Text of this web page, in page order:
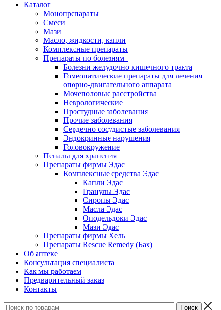
Каталог
Монопрепараты
Смеси
Мази
Масло, жидкости, капли
Комплексные препараты
Препараты по болезням
Болезни желудочно кишечного тракта
Гомеопатические препараты для лечения
опорно-двигательного аппарата
Мочеполовые расстройства
Неврологические
Простудные заболевания
Прочие заболевания
Сердечно сосудистые заболевания
Эндокринные нарушения
Головокружение
Пеналы для хранения
Препараты фирмы Эдас
Комплексные средства Эдас
Капли Эдас
Гранулы Эдас
Сиропы Эдас
Масла Эдас
Оподельдоки Эдас
Мази Эдас
Препараты фирмы Хель
Препараты Rescue Remedy (Бах)
Об аптеке
Консультация специалиста
Как мы работаем
Предварительный заказ
Контакты